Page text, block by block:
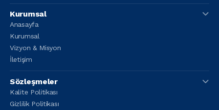
Kurumsal
Anasayfa
Kurumsal
Vizyon & Misyon
İletişim
Sözleşmeler
Kalite Politikası
Gizlilik Politikası